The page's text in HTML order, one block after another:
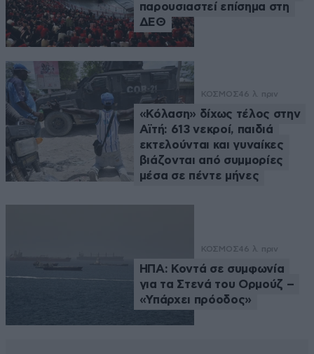
παρουσιαστεί επίσημα στη
ΔΕΘ
ΚΟΣΜΟΣ46 λ. πριν
«Κόλαση» δίχως τέλος στην
Αϊτή: 613 νεκροί, παιδιά
εκτελούνται και γυναίκες
βιάζονται από συμμορίες
μέσα σε πέντε μήνες
ΚΟΣΜΟΣ46 λ. πριν
ΗΠΑ: Κοντά σε συμφωνία
για τα Στενά του Ορμούζ –
«Υπάρχει πρόοδος»